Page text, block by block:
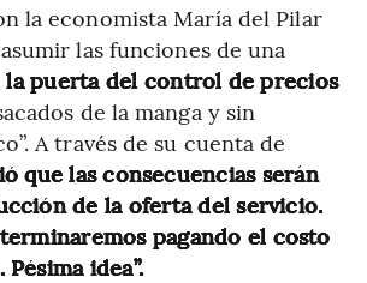
la economista María del Pilar
las funciones de una
la puerta del control de precios
de la manga y sin
A través de su cuenta de
que las consecuencias serán
de la oferta del servicio.
pagando el costo
idea”.